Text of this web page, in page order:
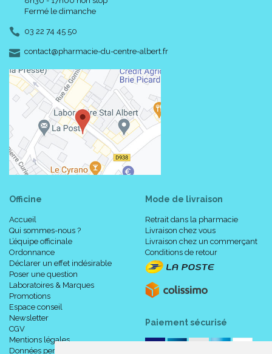
Fermé le dimanche
03 22 74 45 50
contact-
@-
pharmacie-du-centre-albert.fr
Officine
Accueil
Qui sommes-nous ?
L’équipe officinale
Ordonnance
Déclarer un effet indésirable
Poser une question
Laboratoires & Marques
Promotions
Espace conseil
Newsletter
CGV
Mentions légales
Données personnelles
Mode de livraison
Retrait dans la pharmacie
Livraison chez vous
Livraison chez un commerçant
Conditions de retour
Paiement sécurisé